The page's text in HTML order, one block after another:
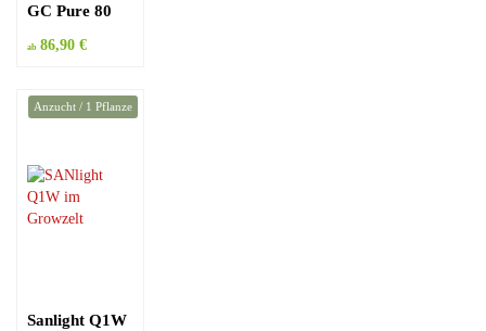
GC Pure 80
Watt
ab 86,90 €
Anzucht / 1 Pflanze
Sanlight Q1W